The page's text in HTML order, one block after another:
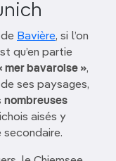
Bavière, si l’on
qu’en partie
mer bavaroise »,
ses paysages,
nombreuses
aisés y
secondaire.